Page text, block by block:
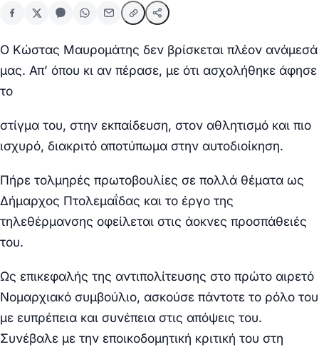
Ο Κώστας Μαυρομάτης δεν βρίσκεται πλέον ανάμεσά
μας. Απ’ όπου κι αν πέρασε, με ότι ασχολήθηκε άφησε
το
στίγμα του, στην εκπαίδευση, στον αθλητισμό και πιο
ισχυρό, διακριτό αποτύπωμα στην αυτοδιοίκηση.
Πήρε τολμηρές πρωτοβουλίες σε πολλά θέματα ως
Δήμαρχος Πτολεμαΐδας και το έργο της
τηλεθέρμανσης οφείλεται στις άοκνες προσπάθειές
του.
Ως επικεφαλής της αντιπολίτευσης στο πρώτο αιρετό
Νομαρχιακό συμβούλιο, ασκούσε πάντοτε το ρόλο του
με ευπρέπεια και συνέπεια στις απόψεις του.
Συνέβαλε με την εποικοδομητική κριτική του στη